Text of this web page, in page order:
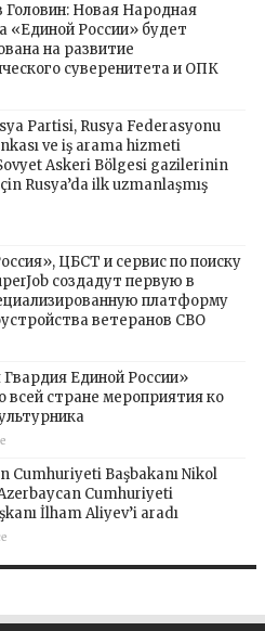
Головин: Новая Народная
«Единой России» будет
на развитие
суверенитета и ОПК
Partisi, Rusya Federasyonu
ve iş arama hizmeti
Askeri Bölgesi gazilerinin
Rusya’da ilk uzmanlaşmış
ЦБСТ и сервис по поиску
создадут первую в
платформу
ветеранов СВО
Единой России»
всей стране мероприятия ко
Cumhuriyeti Başbakanı Nikol
Cumhuriyeti
İlham Aliyev’i aradı